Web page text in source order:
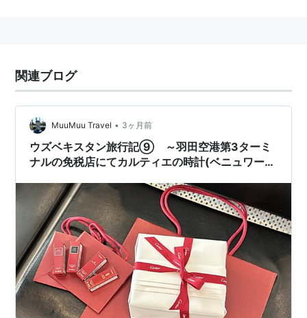
関連ブログ
MuuMuu Travel • 3ヶ月前
ウズベキスタン旅行記⑨ ～羽田空港第3ターミ
ナルの免税店にてカルティエの時計(ベニュワール